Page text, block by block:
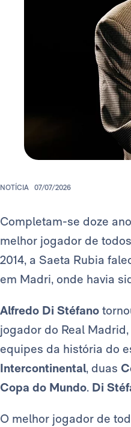
NOTÍCIA 07/07/2026
Completam-se doze
melhor jogador de
2014, a Saeta Rubia
em Madri, onde havia
Alfredo Di Stéfano
jogador do Real
equipes da história do
Intercontinental, duas
Copa do Mundo. Di
O melhor jogador de